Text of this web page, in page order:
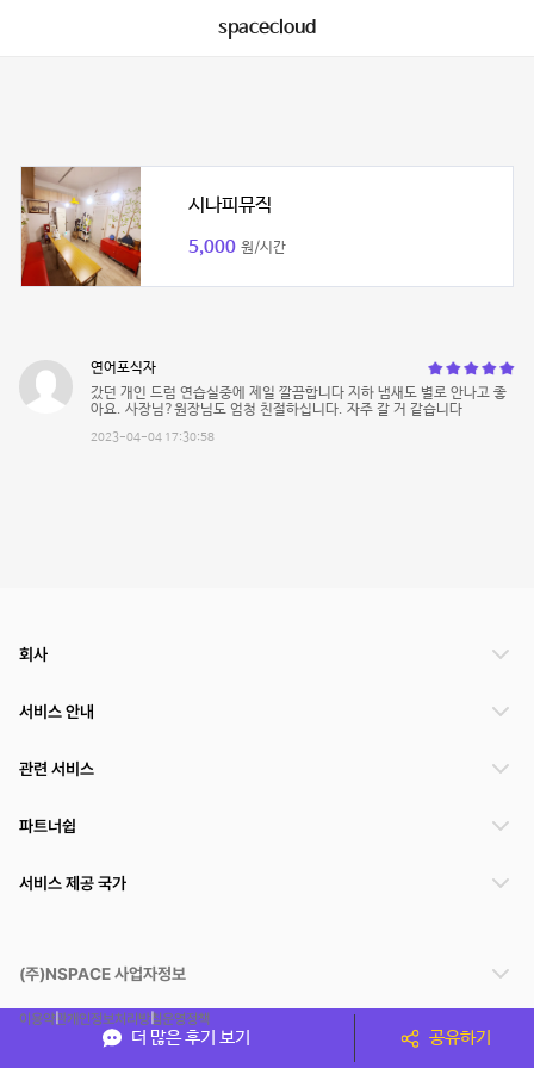
spacecloud
시나피뮤직
5,000 원/시간
연어포식자
갔던 개인 드럼 연습실중에 제일 깔끔합니다 지하 냄새도 별로 안나고 좋
아요. 사장님?원장님도 엄청 친절하십니다. 자주 갈 거 같습니다
2023-04-04 17:30:58
더 많은 후기 보기 공유하기
회사
서비스 안내
관련 서비스
파트너쉽
서비스 제공 국가
(주)NSPACE 사업자정보
이용약관개인정보처리방침운영정책
스페이스클라우드는 통신판매중개자이며 통신판매의 당사자가 아닙니다. 따라서 스페이스클